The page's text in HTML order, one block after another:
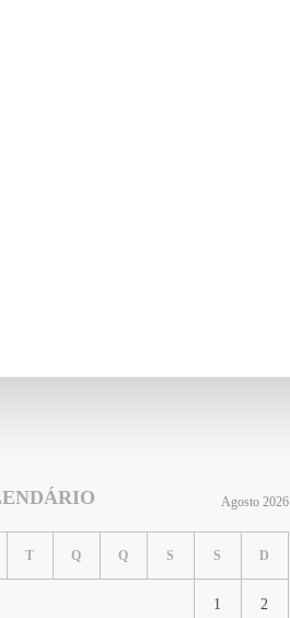
Agosto 2026
T Q Q S S D
1 2